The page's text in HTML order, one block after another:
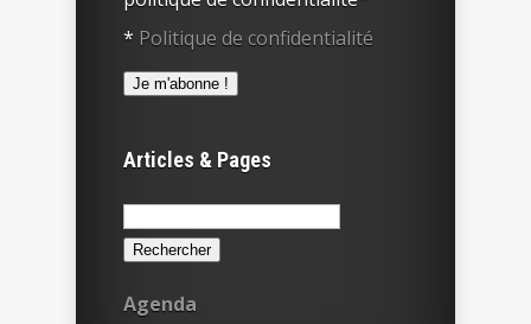
* Politique de confidentialité
Articles & Pages
Rechercher :
Agenda